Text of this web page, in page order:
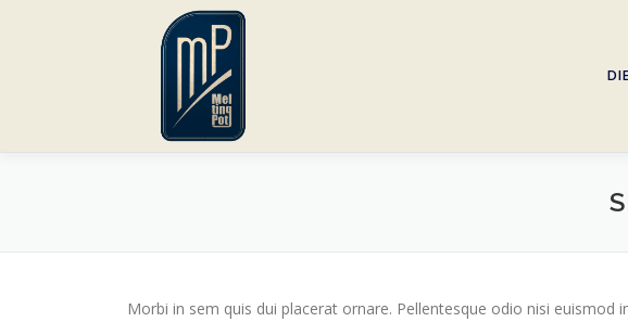
Morbi in sem quis dui placerat ornare. Pellentesque odio nisi euismod